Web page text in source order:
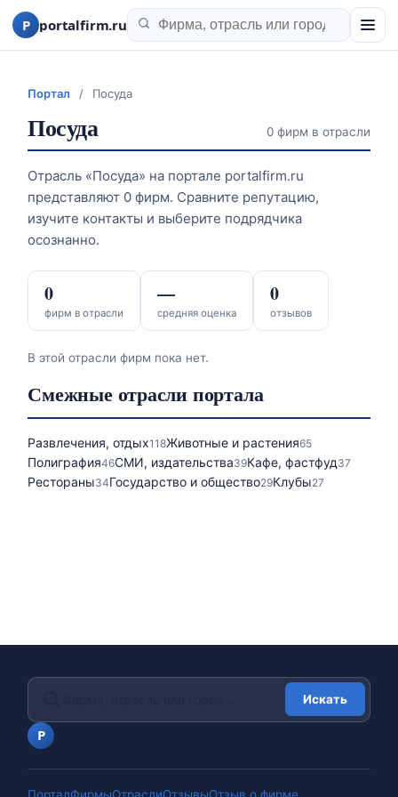
P portalfirm.ru
Портал / Посуда
Посуда 0 фирм в отрасли
Отрасль «Посуда» на портале portalfirm.ru
представляют 0 фирм. Сравните репутацию,
изучите контакты и выберите подрядчика
осознанно.
фирм в отрасли
0
средняя оценка
—
отзывов
0
В этой отрасли фирм пока нет.
Смежные отрасли портала
Развлечения, отдых118Животные и растения65
Полиграфия46СМИ, издательства39Кафе, фастфуд37
Рестораны34Государство и общество29Клубы27
P
Искать
ПорталФирмыОтраслиОтзывыОтзыв о фирме